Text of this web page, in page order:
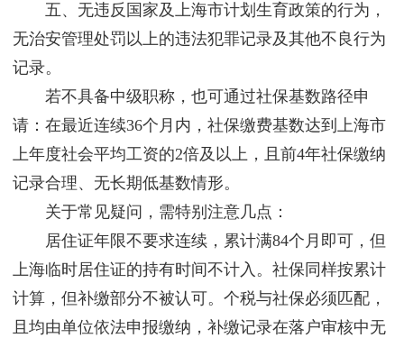
五、无违反国家及上海市计划生育政策的行为，
无治安管理处罚以上的违法犯罪记录及其他不良行为
记录。
若不具备中级职称，也可通过社保基数路径申
请：在最近连续36个月内，社保缴费基数达到上海市
上年度社会平均工资的2倍及以上，且前4年社保缴纳
记录合理、无长期低基数情形。
关于常见疑问，需特别注意几点：
居住证年限不要求连续，累计满84个月即可，但
上海临时居住证的持有时间不计入。社保同样按累计
计算，但补缴部分不被认可。个税与社保必须匹配，
且均由单位依法申报缴纳，补缴记录在落户审核中无